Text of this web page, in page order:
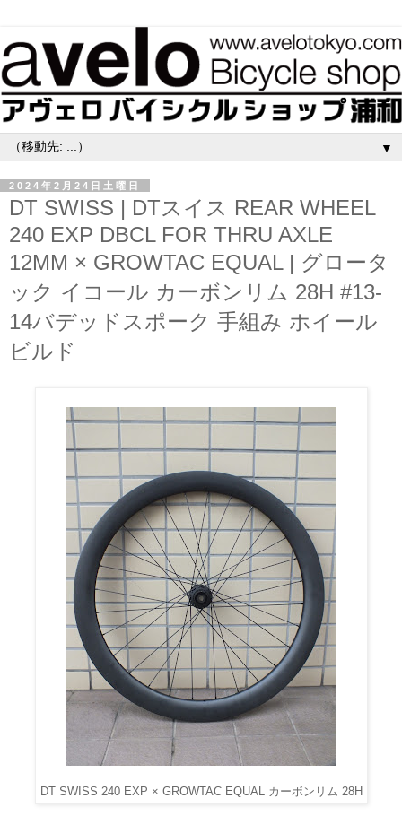
▼
2024年2月24日土曜日
DT SWISS | DTスイス REAR WHEEL
240 EXP DBCL FOR THRU AXLE
12MM × GROWTAC EQUAL | グロータ
ック イコール カーボンリム 28H #13-
14バデッドスポーク 手組み ホイール
ビルド
DT SWISS 240 EXP × GROWTAC EQUAL カーボンリム 28H